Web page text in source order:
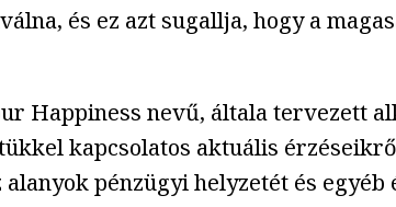
és ez azt sugallja, hogy a
Happiness nevű, általa tervezett
kapcsolatos aktuális
pénzügyi helyzetét és